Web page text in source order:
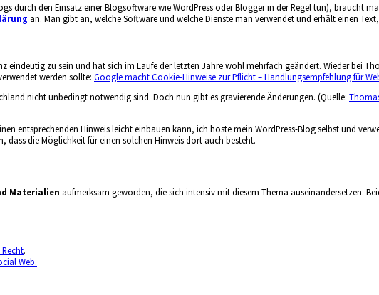
durch den Einsatz einer Blogsoftware wie WordPress oder Blogger in der Regel tun), braucht
an. Man gibt an, welche Software und welche Dienste man verwendet und erhält einen
eindeutig zu sein und hat sich im Laufe der letzten Jahre wohl mehrfach geändert. Wieder bei
werden sollte: Google macht Cookie-Hinweise zur Pflicht – Handlungsempfehlung für
nicht unbedingt notwendig sind. Doch nun gibt es gravierende Änderungen. (Quelle:
entsprechenden Hinweis leicht einbauen kann, ich hoste mein WordPress-Blog selbst und
dass die Möglichkeit für einen solchen Hinweis dort auch besteht.
Materialien aufmerksam geworden, die sich intensiv mit diesem Thema auseinandersetzen.
.
Web.